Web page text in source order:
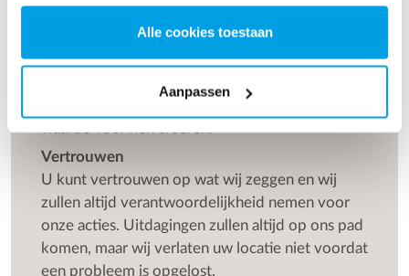
Alle cookies toestaan
Aanpassen
Kernwaarden
Waarden voor klanten
Vertrouwen
U kunt vertrouwen op wat wij zeggen en wij
zullen altijd verantwoordelijkheid nemen voor
onze acties. Uitdagingen zullen altijd op ons pad
komen, maar wij verlaten uw locatie niet voordat
een probleem is opgelost.